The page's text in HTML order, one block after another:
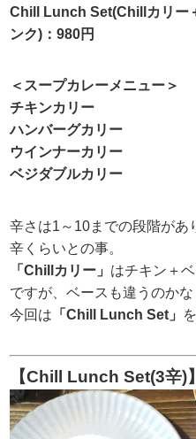
Chill Lunch Set(Chillカリー
ンク)：980円
＜スープカレーメニュー＞
チキンカリー
ハンバーグカリー
ウインナーカリー
ベジダブルカリー
辛さは1～10までの段階があ
辛くらいとの事。
「Chillカリー」 はチキン＋
ですが、ベースも違うのかな
今回は 「Chill Lunch Set」
【Chill Lunch Set(3辛)